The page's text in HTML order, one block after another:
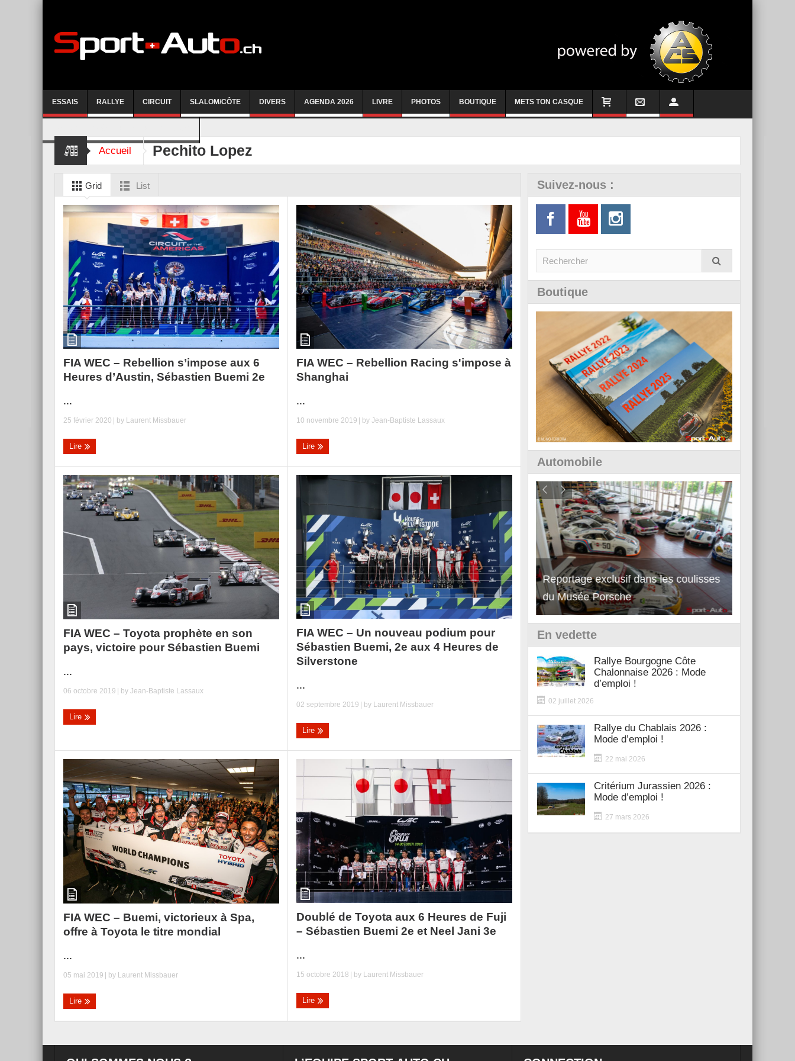
ESSAIS RALLYE CIRCUIT SLALOM/CÔTE DIVERS AGENDA 2026 LIVRE PHOTOS BOUTIQUE METS TON CASQUE
Accueil Pechito Lopez
Grid List
FIA WEC – Rebellion s’impose aux 6
Heures d’Austin, Sébastien Buemi 2e
...
25 février 2020 | by Laurent Missbauer
Lire
FIA WEC – Rebellion Racing s'impose à
Shanghai
...
10 novembre 2019 | byJean-Baptiste Lassaux
Lire
FIA WEC – Toyota prophète en son
pays, victoire pour Sébastien Buemi
...
06 octobre 2019 | by Jean-Baptiste Lassaux
Lire
FIA WEC – Un nouveau podium pour
Sébastien Buemi, 2e aux 4 Heures de
Silverstone
...
02 septembre 2019 | by Laurent Missbauer
Lire
FIA WEC – Buemi, victorieux à Spa,
offre à Toyota le titre mondial
...
05 mai 2019 | by Laurent Missbauer
Lire
Doublé de Toyota aux 6 Heures de Fuji
– Sébastien Buemi 2e et Neel Jani 3e
...
15 octobre 2018 | by Laurent Missbauer
Lire
Suivez-nous :
Boutique
Automobile
Essai – Morgan Supersport
Reportage exclusif dans les coulisses
du Musée Porsche
En vedette
Rallye Bourgogne Côte
Chalonnaise 2026 : Mode
d’emploi !
02 juillet 2026
Rallye du Chablais 2026 :
Mode d’emploi !
22 mai 2026
Critérium Jurassien 2026 :
Mode d’emploi !
27 mars 2026